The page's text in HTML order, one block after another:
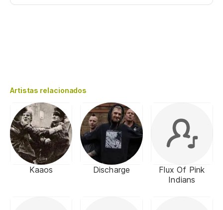
Artistas relacionados
Kaaos Discharge
Flux Of Pink
Indians